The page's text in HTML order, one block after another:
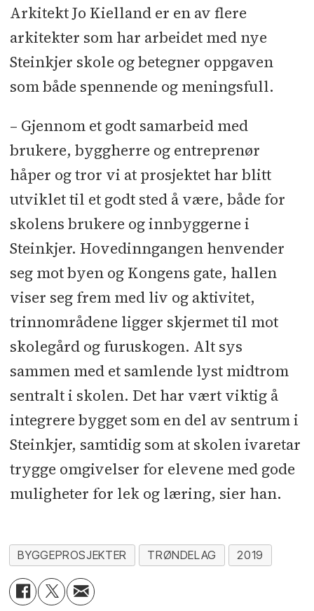
Arkitekt Jo Kielland er en av flere
arkitekter som har arbeidet med nye
Steinkjer skole og betegner oppgaven
som både spennende og meningsfull.
– Gjennom et godt samarbeid med
brukere, byggherre og entreprenør
håper og tror vi at prosjektet har blitt
utviklet til et godt sted å være, både for
skolens brukere og innbyggerne i
Steinkjer. Hovedinngangen henvender
seg mot byen og Kongens gate, hallen
viser seg frem med liv og aktivitet,
trinnområdene ligger skjermet til mot
skolegård og furuskogen. Alt sys
sammen med et samlende lyst midtrom
sentralt i skolen. Det har vært viktig å
integrere bygget som en del av sentrum i
Steinkjer, samtidig som at skolen ivaretar
trygge omgivelser for elevene med gode
muligheter for lek og læring, sier han.
BYGGEPROSJEKTER TRØNDELAG 2019